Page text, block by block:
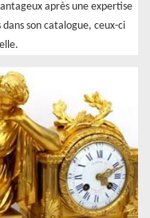
après une expertise
son catalogue, ceux-ci